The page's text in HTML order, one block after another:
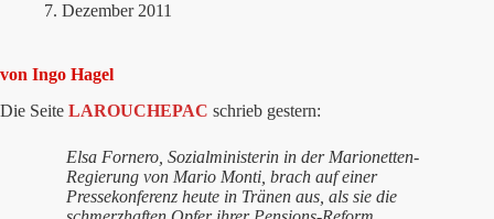
7. Dezember 2011
von Ingo Hagel
Die Seite LAROUCHEPAC schrieb gestern:
Elsa Fornero, Sozialministerin in der Marionetten-
Regierung von Mario Monti, brach auf einer
Pressekonferenz heute in Tränen aus, als sie die